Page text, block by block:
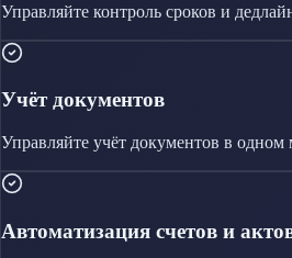
Управляйте контроль сроков и
Учёт документов
Управляйте учёт документов в одном
Автоматизация счетов и